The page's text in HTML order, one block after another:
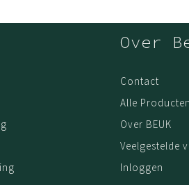
Over
Contact
Alle Producten
Over BEUK
Veelgestelde
Inloggen